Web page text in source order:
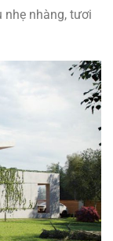
nhẹ nhàng, tươi